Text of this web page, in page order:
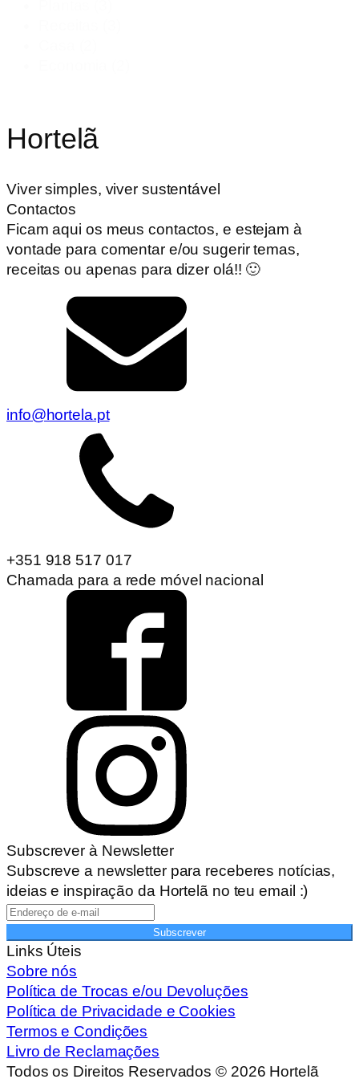
Hortelã
Viver simples, viver sustentável
Contactos
Ficam aqui os meus contactos, e estejam à
vontade para comentar e/ou sugerir temas,
receitas ou apenas para dizer olá!! 🙂
info@hortela.pt
+351 918 517 017
Chamada para a rede móvel nacional
Subscrever à Newsletter
Subscreve a newsletter para receberes notícias,
ideias e inspiração da Hortelã no teu email :)
Subscrever
Links Úteis
Sobre nós
Política de Trocas e/ou Devoluções
Política de Privacidade e Cookies
Termos e Condições
Livro de Reclamações
Todos os Direitos Reservados © 2026 Hortelã